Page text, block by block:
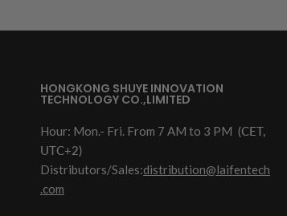
HONGKONG SHUYE INNOVATION
TECHNOLOGY CO.,LIMITED
Hour: Mon.- Fri. From 7 AM to 3 PM (CET,
UTC+2)
Distributors/Sales:distribution@laifentech
.com